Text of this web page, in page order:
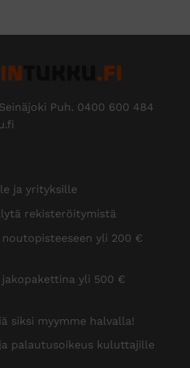
Puh. 0400 600 484
ja yrityksille
rekisteröitymistä
yli 200 €
yli 500 €
siksi myymme halvalla!
palautusoikeus kuluttajille